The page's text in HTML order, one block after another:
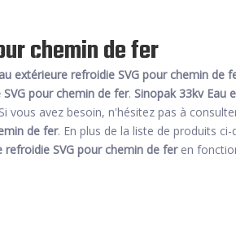
chemin de fer
extérieure refroidie SVG pour chemin de
pour chemin de fer. Sinopak 33kv Eau
vous avez besoin, n'hésitez pas à
de fer. En plus de la liste de produits ci-
refroidie SVG pour chemin de feren